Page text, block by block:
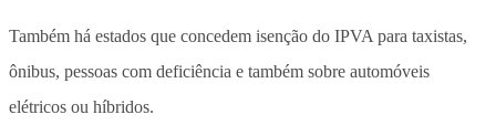
Também há estados que concedem isenção do IPVA para taxistas,
ônibus, pessoas com deficiência e também sobre automóveis
elétricos ou híbridos.